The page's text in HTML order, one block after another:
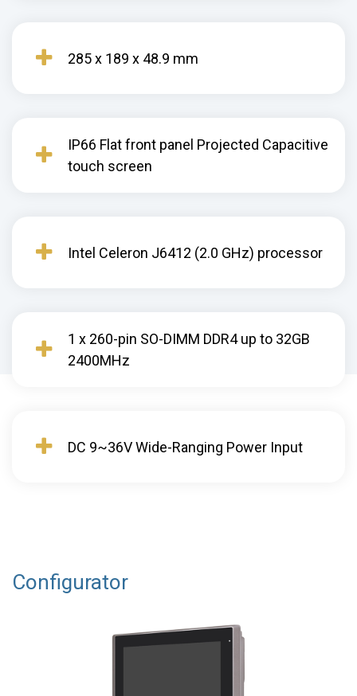
285 x 189 x 48.9 mm
IP66 Flat front panel Projected Capacitive
touch screen
Intel Celeron J6412 (2.0 GHz) processor
1 x 260-pin SO-DIMM DDR4 up to 32GB
2400MHz
DC 9~36V Wide-Ranging Power Input
Configurator